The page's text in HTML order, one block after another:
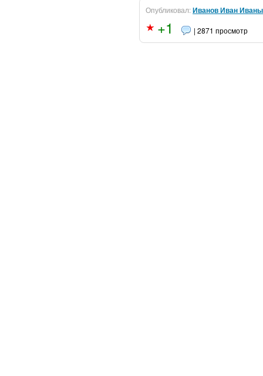
Опубликовал:Иванов Иван
+1 | 2871 просмотр